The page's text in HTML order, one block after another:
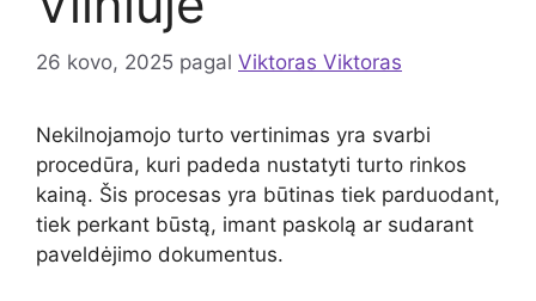
26 kovo, 2025 pagal Viktoras Viktoras
Nekilnojamojo turto vertinimas yra svarbi
procedūra, kuri padeda nustatyti turto rinkos
kainą. Šis procesas yra būtinas tiek parduodant,
tiek perkant būstą, imant paskolą ar sudarant
paveldėjimo dokumentus.